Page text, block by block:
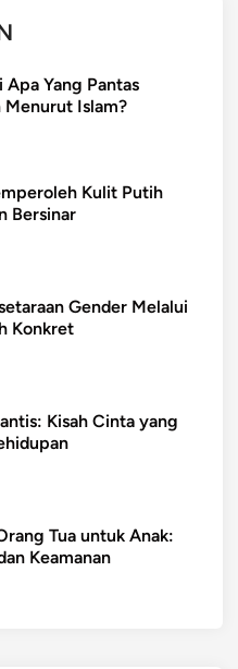
Yang Pantas
Islam?
Kulit Putih
Bersinar
Gender Melalui
Konkret
Kisah Cinta yang
Tua untuk Anak:
Keamanan